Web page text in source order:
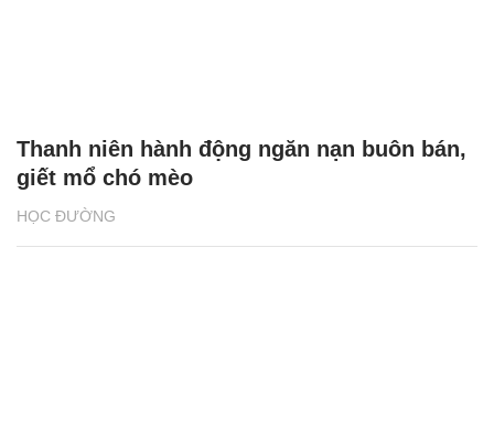
HỌC ĐƯỜNG
Thanh niên hành động ngăn nạn buôn bán,
giết mổ chó mèo